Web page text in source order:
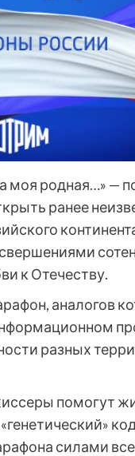
моя родная…» —
ранее
к Отечеству.
аналогов
разных
помогут
силами